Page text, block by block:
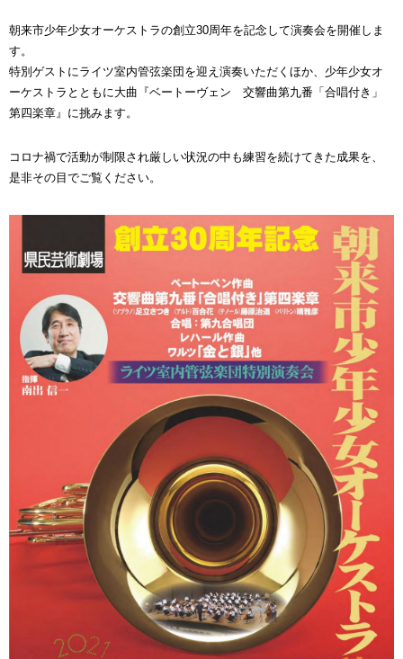
朝来市少年少女オーケストラの創立30周年を記念して演奏会を開催しま
す。
特別ゲストにライツ室内管弦楽団を迎え演奏いただくほか、少年少女オ
ーケストラとともに大曲『ベートーヴェン 交響曲第九番「合唱付き」
第四楽章』に挑みます。
コロナ禍で活動が制限され厳しい状況の中も練習を続けてきた成果を、
是非その目でご覧ください。